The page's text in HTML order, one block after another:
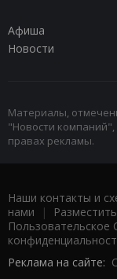
Афиша
Новости
Материалы,
"Новости
правах рекламы.
Наши контакты и
нами |
Пользовательское
Реклама на сайте: